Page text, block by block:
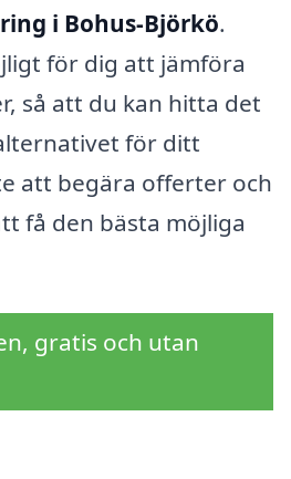
i Bohus-Björkö.
för dig att jämföra
så att du kan hitta det
för ditt
att begära offerter och
få den bästa möjliga
gratis och utan